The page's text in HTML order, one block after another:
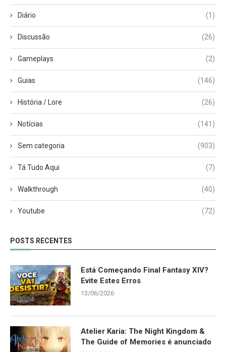
Diário (1)
Discussão (26)
Gameplays (2)
Guias (146)
História / Lore (26)
Notícias (141)
Sem categoria (903)
Tá Tudo Aqui (7)
Walkthrough (40)
Youtube (72)
POSTS RECENTES
Está Começando Final Fantasy XIV?
Evite Estes Erros
13/06/2026
Atelier Karia: The Night Kingdom &
The Guide of Memories é anunciado